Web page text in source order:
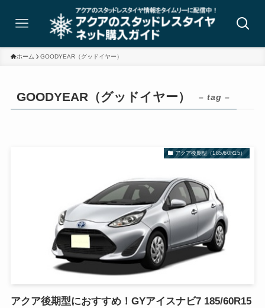
ホーム GOODYEAR（グッドイヤー）
GOODYEAR（グッドイヤー） – tag –
アクア後期型（185/60R15）
アクア後期型におすすめ！GYアイスナビ7 185/60R15